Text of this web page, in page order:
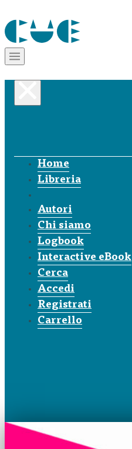
Home
Libreria
Autori
Chi siamo
Logbook
Interactive eBook
Cerca
Accedi
Registrati
Carrello